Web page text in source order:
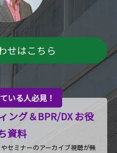
せはこちら
いる人必見！
ング＆BPR/DX お役
資料
セミナーのアーカイブ視聴が無